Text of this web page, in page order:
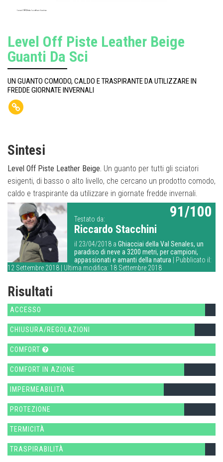
Level Off Piste Leather beige
Level Off Piste Leather Beige
Guanti Da Sci
UN GUANTO COMODO, CALDO E TRASPIRANTE DA UTILIZZARE IN
FREDDE GIORNATE INVERNALI
Sintesi
Level Off Piste Leather Beige. Un guanto per tutti gli sciatori
esigenti, di basso o alto livello, che cercano un prodotto comodo,
caldo e traspirante da utilizzare in giornate fredde invernali.
Testato da:
Riccardo Stacchini
il 23/04/2018 a Ghiacciai della Val Senales, un
paradiso di neve a 3200 metri, per campioni,
appassionati e amanti della natura | Pubblicato il:
12 Settembre 2018 | Ultima modifica: 18 Settembre 2018
91/100
Risultati
ACCESSO
CHIUSURA/REGOLAZIONI
COMFORT
COMFORT IN AZIONE
IMPERMEABILITÀ
PROTEZIONE
TERMICITÀ
TRASPIRABILITÀ